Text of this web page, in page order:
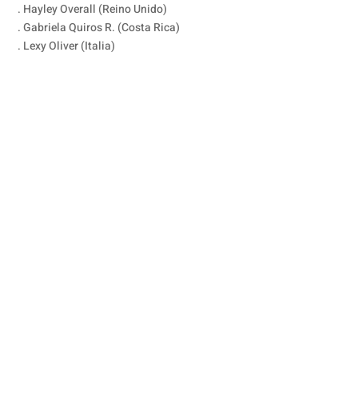
. Hayley Overall (Reino Unido)
. Gabriela Quiros R. (Costa Rica)
. Lexy Oliver (Italia)